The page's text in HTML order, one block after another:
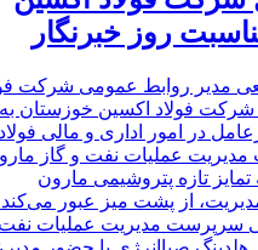
روز خبرنگار
مدیر روابط عمومی شرکت
شرکت فولاد اکسین خوزستان
در امور اداری و مالی
عملیات نفت و گاز
تازه پتروشیمی مارون
از پشت میز عبور
سرپرست مدیریت عملیات